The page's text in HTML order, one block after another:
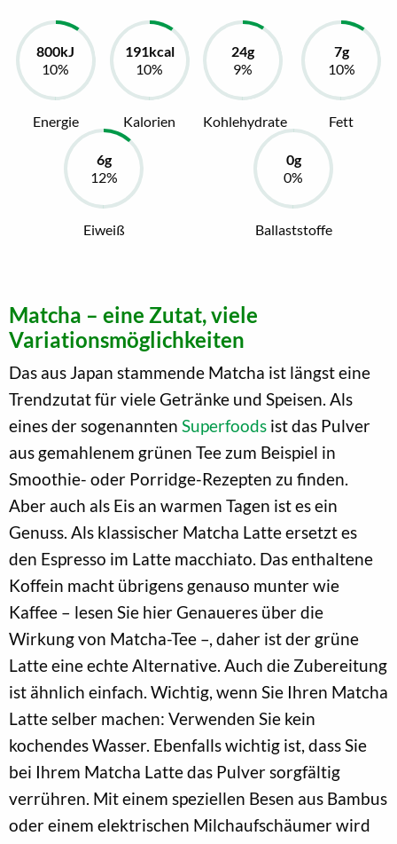
Energie Kalorien Kohlehydrate Fett
Eiweiß Ballaststoffe
Matcha – eine Zutat, viele
Variationsmöglichkeiten
Das aus Japan stammende Matcha ist längst eine
Trendzutat für viele Getränke und Speisen. Als
eines der sogenannten Superfoods ist das Pulver
aus gemahlenem grünen Tee zum Beispiel in
Smoothie- oder Porridge-Rezepten zu finden.
Aber auch als Eis an warmen Tagen ist es ein
Genuss. Als klassischer Matcha Latte ersetzt es
den Espresso im Latte macchiato. Das enthaltene
Koffein macht übrigens genauso munter wie
Kaffee – lesen Sie hier Genaueres über die
Wirkung von Matcha-Tee –, daher ist der grüne
Latte eine echte Alternative. Auch die Zubereitung
ist ähnlich einfach. Wichtig, wenn Sie Ihren Matcha
Latte selber machen: Verwenden Sie kein
kochendes Wasser. Ebenfalls wichtig ist, dass Sie
bei Ihrem Matcha Latte das Pulver sorgfältig
verrühren. Mit einem speziellen Besen aus Bambus
oder einem elektrischen Milchaufschäumer wird